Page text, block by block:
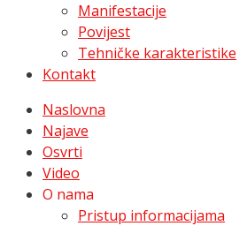
Manifestacije
Povijest
Tehničke karakteristike
Kontakt
Naslovna
Najave
Osvrti
Video
O nama
Pristup informacijama